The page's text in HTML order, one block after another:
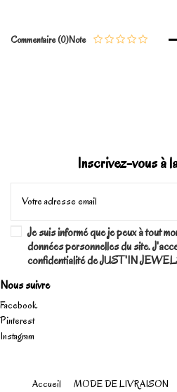
Note
Commentaire (0)
Inscrivez-vous à
Je suis informé que je peux à tout
données personnelles du site.
confidentialité de JUST'IN
Nous suivre
Facebook
Pinterest
Instagram
Accueil MODE DE LIVRAISON